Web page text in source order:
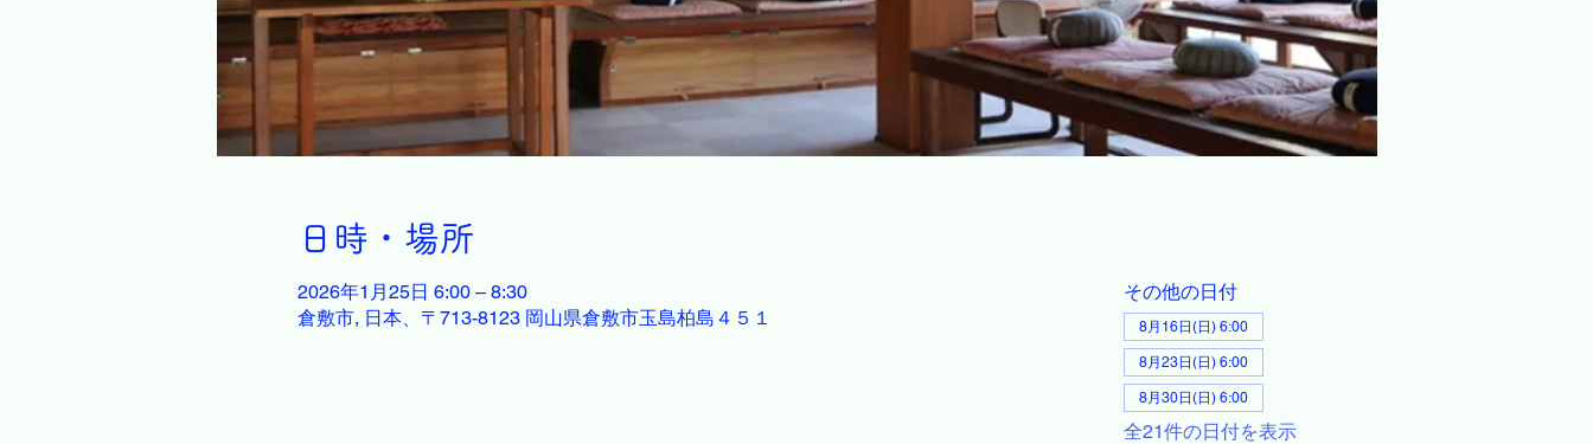
日時・場所
2026年1月25日 6:00 – 8:30
倉敷市, 日本、〒713-8123 岡山県倉敷市玉島柏島４５１
その他の日付
8月16日(日) 6:00
8月23日(日) 6:00
8月30日(日) 6:00
全21件の日付を表示